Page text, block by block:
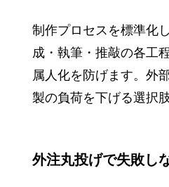
制作プロセスを標準化
成・執筆・推敲の各工
属人化を防げます。外
製の負荷を下げる選択肢
外注丸投げで失敗し